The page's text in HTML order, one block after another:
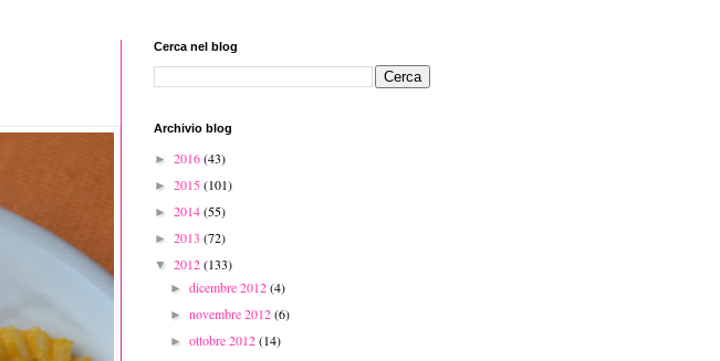
Cerca nel blog
Archivio blog
► 2016(43)
► 2015(101)
► 2014(55)
► 2013 (72)
▼ 2012(133)
►dicembre 2012(4)
►novembre 2012(6)
►ottobre 2012(14)